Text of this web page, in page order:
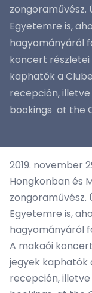
zongoraművész.
Egyetemre is,
hagyományáról
koncert részletei
kaphatók a
recepción,
bookings at the
2019. november
Hongkonban és
zongoraművész.
Egyetemre is,
hagyományáról
A makaói
jegyek kaphatók
recepción,